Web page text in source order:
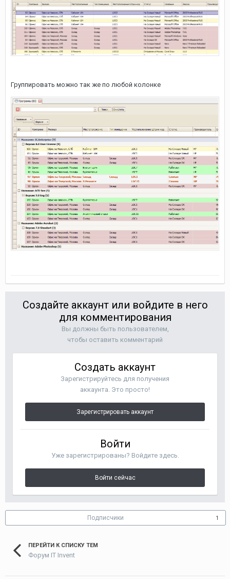
Группировать можно так же по любой колонке
Создайте аккаунт или войдите в него
для комментирования
Вы должны быть пользователем,
чтобы оставить комментарий
Создать аккаунт
Зарегистрируйтесь для получения
аккаунта. Это просто!
Зарегистрировать аккаунт
Войти
Уже зарегистрированы? Войдите здесь.
Войти сейчас
Подписчики 1
ПЕРЕЙТИ К СПИСКУ ТЕМ
Форум IT Invent